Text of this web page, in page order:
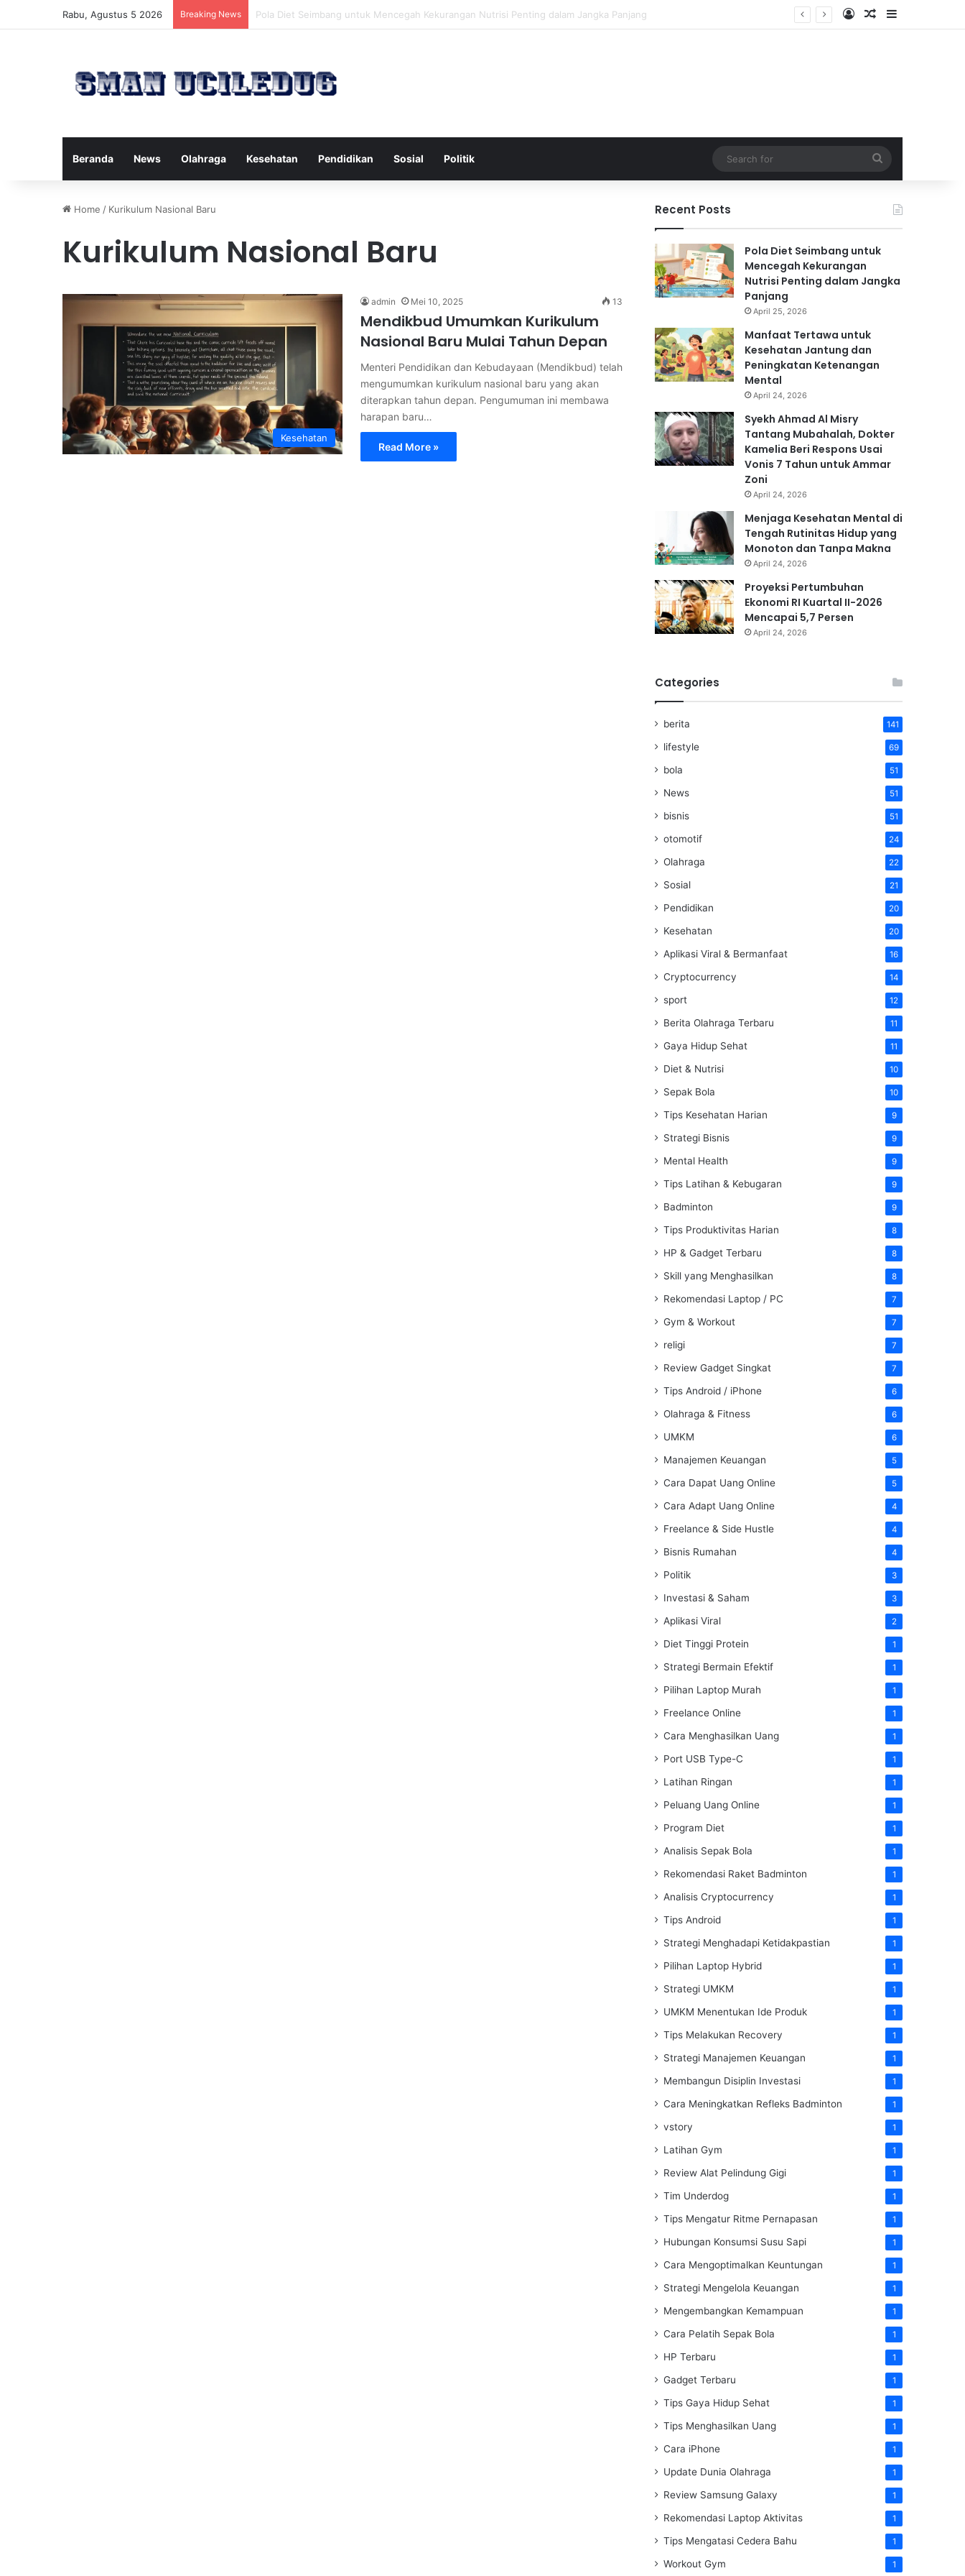
Rabu, Agustus 5 2026 Breaking News Manfaat Tertawa untuk Kesehatan Jantung dan Peningkatan Ketenangan Mental Log InRandom Article
Sidebar
Beranda News Olahraga Kesehatan Pendidikan Sosial Politik
for
Home / Kurikulum Nasional Baru
Kurikulum Nasional Baru
Kesehatan
admin Mei 10, 2025 13
Mendikbud Umumkan Kurikulum
Nasional Baru Mulai Tahun Depan
Menteri Pendidikan dan Kebudayaan (Mendikbud) telah
mengumumkan kurikulum nasional baru yang akan
diterapkan tahun depan. Pengumuman ini membawa
harapan baru…
Read More »
Recent Posts
Pola Diet Seimbang untuk
Mencegah Kekurangan
Nutrisi Penting dalam Jangka
Panjang
April 25, 2026
Manfaat Tertawa untuk
Kesehatan Jantung dan
Peningkatan Ketenangan
Mental
April 24, 2026
Syekh Ahmad Al Misry
Tantang Mubahalah, Dokter
Kamelia Beri Respons Usai
Vonis 7 Tahun untuk Ammar
Zoni
April 24, 2026
Menjaga Kesehatan Mental di
Tengah Rutinitas Hidup yang
Monoton dan Tanpa Makna
April 24, 2026
Proyeksi Pertumbuhan
Ekonomi RI Kuartal II-2026
Mencapai 5,7 Persen
April 24, 2026
Categories
berita 141
lifestyle 69
bola 51
News 51
bisnis 51
otomotif 24
Olahraga 22
Sosial 21
Pendidikan 20
Kesehatan 20
Aplikasi Viral & Bermanfaat 16
Cryptocurrency 14
sport 12
Berita Olahraga Terbaru 11
Gaya Hidup Sehat 11
Diet & Nutrisi 10
Sepak Bola 10
Tips Kesehatan Harian 9
Strategi Bisnis 9
Mental Health 9
Tips Latihan & Kebugaran 9
Badminton 9
Tips Produktivitas Harian 8
HP & Gadget Terbaru 8
Skill yang Menghasilkan 8
Rekomendasi Laptop / PC 7
Gym & Workout 7
religi 7
Review Gadget Singkat 7
Tips Android / iPhone 6
Olahraga & Fitness 6
UMKM 6
Manajemen Keuangan 5
Cara Dapat Uang Online 5
Cara Adapt Uang Online 4
Freelance & Side Hustle 4
Bisnis Rumahan 4
Politik 3
Investasi & Saham 3
Aplikasi Viral 2
Diet Tinggi Protein 1
Strategi Bermain Efektif 1
Pilihan Laptop Murah 1
Freelance Online 1
Cara Menghasilkan Uang 1
Port USB Type-C 1
Latihan Ringan 1
Peluang Uang Online 1
Program Diet 1
Analisis Sepak Bola 1
Rekomendasi Raket Badminton 1
Analisis Cryptocurrency 1
Tips Android 1
Strategi Menghadapi Ketidakpastian 1
Pilihan Laptop Hybrid 1
Strategi UMKM 1
UMKM Menentukan Ide Produk 1
Tips Melakukan Recovery 1
Strategi Manajemen Keuangan 1
Membangun Disiplin Investasi 1
Cara Meningkatkan Refleks Badminton 1
vstory 1
Latihan Gym 1
Review Alat Pelindung Gigi 1
Tim Underdog 1
Tips Mengatur Ritme Pernapasan 1
Hubungan Konsumsi Susu Sapi 1
Cara Mengoptimalkan Keuntungan 1
Strategi Mengelola Keuangan 1
Mengembangkan Kemampuan 1
Cara Pelatih Sepak Bola 1
HP Terbaru 1
Gadget Terbaru 1
Tips Gaya Hidup Sehat 1
Tips Menghasilkan Uang 1
Cara iPhone 1
Update Dunia Olahraga 1
Review Samsung Galaxy 1
Rekomendasi Laptop Aktivitas 1
Tips Mengatasi Cedera Bahu 1
Workout Gym 1